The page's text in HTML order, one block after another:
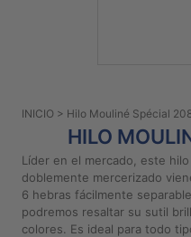
Preguntas
Aviso De
Privacidad
Políticas
INICIO > Hilo Mouliné Spécial
HILO
Líder en el mercado, este
doblemente mercerizado
6 hebras fácilmente
podremos resaltar su sutil
colores. Es ideal para todo